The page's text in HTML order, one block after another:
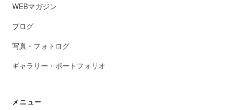
WEBマガジン
ブログ
写真・フォトログ
ギャラリー・ポートフォリオ
メニュー